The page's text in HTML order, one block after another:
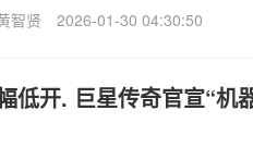
智贤 2026-01-30 04:30:50
低开. 巨星传奇官宣“机